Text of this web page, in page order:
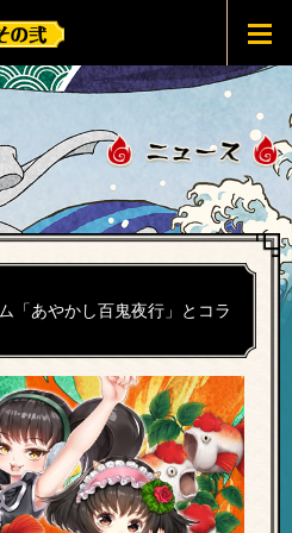
鬼灯の冷徹 第弐期その弐
「あやかし百鬼夜行」とコラ